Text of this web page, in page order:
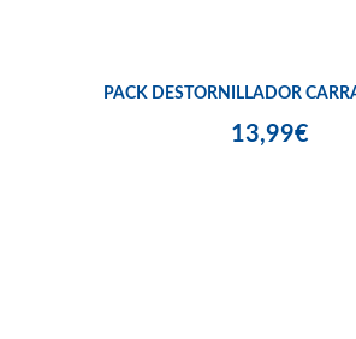
PACK DESTORNILLADOR
13,99€